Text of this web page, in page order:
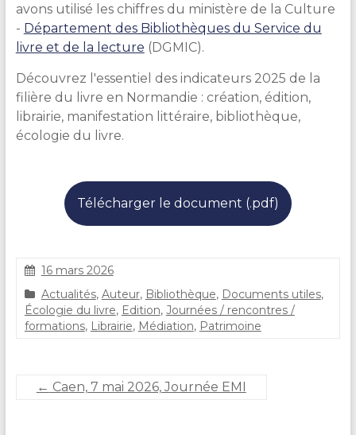
avons utilisé les chiffres du ministère de la Culture
- Département des Bibliothèques du Service du
livre et de la lecture (DGMIC).
Découvrez l'essentiel des indicateurs 2025 de la
filière du livre en Normandie : création, édition,
librairie, manifestation littéraire, bibliothèque,
écologie du livre.
Télécharger le document (.pdf)
C
l
a
i
16 mars 2026
Actualités, Auteur, Bibliothèque, Documents utiles,
Écologie du livre, Edition, Journées / rencontres /
formations, Librairie, Médiation, Patrimoine
← Caen, 7 mai 2026, Journée EMI